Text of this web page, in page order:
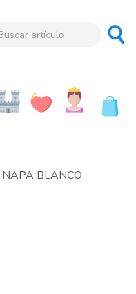
BLANCO